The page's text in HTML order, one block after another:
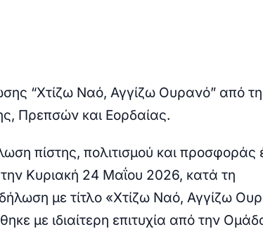
“Χτίζω Ναό, Αγγίζω Ουρανό” από τη
Πρεπσών και Εορδαίας.
πίστης, πολιτισμού και προσφοράς
την Κυριακή 24 Μαΐου 2026, κατά τη
με τίτλο «Χτίζω Ναό, Αγγίζω
με ιδιαίτερη επιτυχία από την